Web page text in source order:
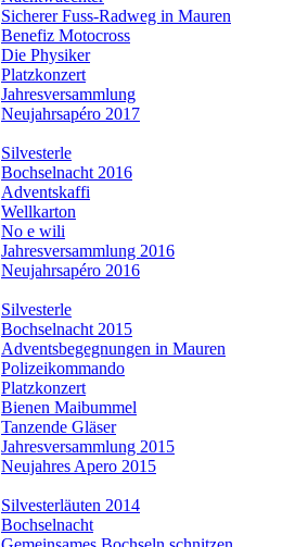
Sicherer Fuss-Radweg in Mauren
Benefiz Motocross
Die Physiker
Platzkonzert
Jahresversammlung
Neujahrsapéro 2017
Silvesterle
Bochselnacht 2016
Adventskaffi
Wellkarton
No e wili
Jahresversammlung 2016
Neujahrsapéro 2016
Silvesterle
Bochselnacht 2015
Adventsbegegnungen in Mauren
Polizeikommando
Platzkonzert
Bienen Maibummel
Tanzende Gläser
Jahresversammlung 2015
Neujahres Apero 2015
Silvesterläuten 2014
Bochselnacht